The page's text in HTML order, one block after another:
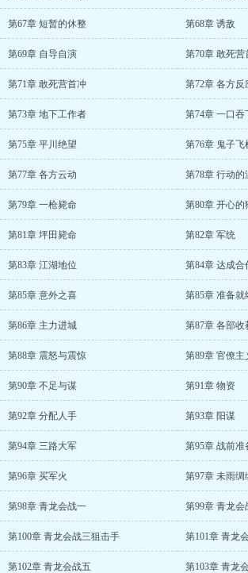
第67章 短暂的休整 第68章 诱敌
第69章 自导自演 第70章 敢死营
第71章 敢死营首冲 第72章 各方反
第73章 地下工作者 第74章 一口吞
第75章 平川绝望 第76章 鬼子飞
第77章 各方云动 第78章 行动的
第79章 一枪毙命 第80章 开心的
第81章 坪田毙命 第82章 军统
第83章 江湖地位 第84章 达成合
第85章 意外之喜 第85章 准备就
第86章 主力进城 第87章 各部收
第88章 震怒与震惊 第89章 官僚主
第90章 不足与谋 第91章 物资
第92章 分配人手 第93章 阳谋
第94章 三路大军 第95章 战前准
第96章 买军火 第97章 未雨绸
第98章 青龙会战一 第99章 青龙会
第100章 青龙会战三狙击手 第101章 青龙
第102章 青龙会战五 第103章 青龙